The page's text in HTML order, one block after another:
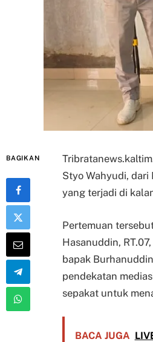
BAGIKAN
Styo Wahyudi,
yang terjadi di
Pertemuan
Hasanuddin,
bapak
pendekatan
sepakat untuk
BACA JUGA